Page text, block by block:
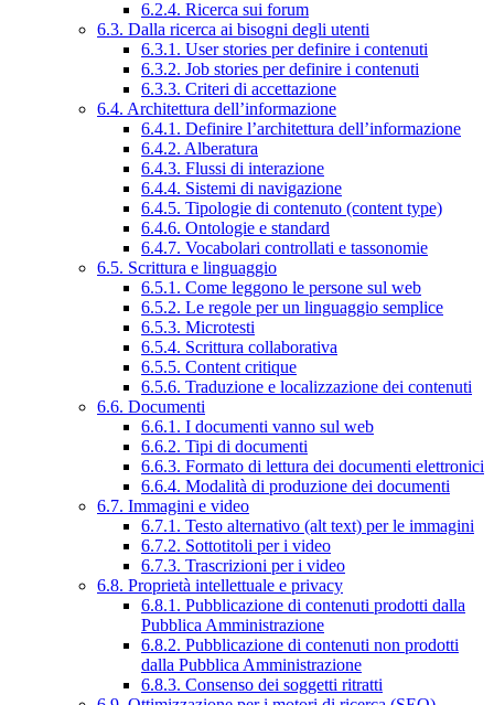
6.2.4. Ricerca sui forum
6.3. Dalla ricerca ai bisogni degli utenti
6.3.1. User stories per definire i contenuti
6.3.2. Job stories per definire i contenuti
6.3.3. Criteri di accettazione
6.4. Architettura dell’informazione
6.4.1. Definire l’architettura dell’informazione
6.4.2. Alberatura
6.4.3. Flussi di interazione
6.4.4. Sistemi di navigazione
6.4.5. Tipologie di contenuto (content type)
6.4.6. Ontologie e standard
6.4.7. Vocabolari controllati e tassonomie
6.5. Scrittura e linguaggio
6.5.1. Come leggono le persone sul web
6.5.2. Le regole per un linguaggio semplice
6.5.3. Microtesti
6.5.4. Scrittura collaborativa
6.5.5. Content critique
6.5.6. Traduzione e localizzazione dei contenuti
6.6. Documenti
6.6.1. I documenti vanno sul web
6.6.2. Tipi di documenti
6.6.3. Formato di lettura dei documenti elettronici
6.6.4. Modalità di produzione dei documenti
6.7. Immagini e video
6.7.1. Testo alternativo (alt text) per le immagini
6.7.2. Sottotitoli per i video
6.7.3. Trascrizioni per i video
6.8. Proprietà intellettuale e privacy
6.8.1. Pubblicazione di contenuti prodotti dalla
Pubblica Amministrazione
6.8.2. Pubblicazione di contenuti non prodotti
dalla Pubblica Amministrazione
6.8.3. Consenso dei soggetti ritratti